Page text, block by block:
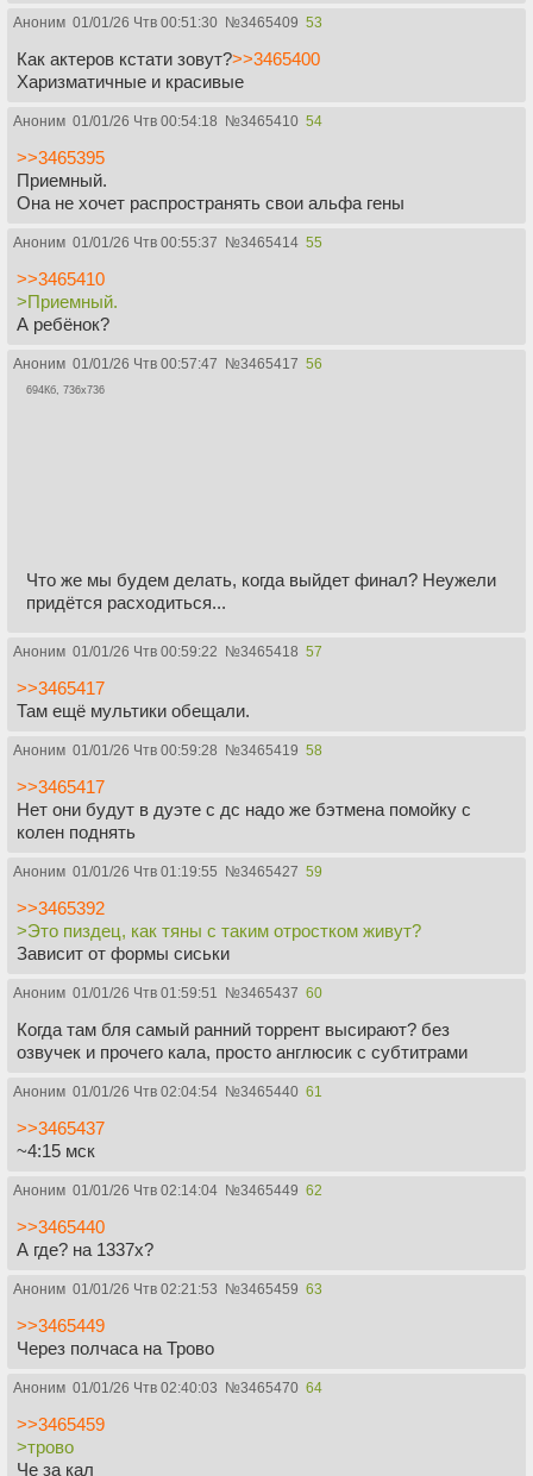
Аноним 01/01/26 Чтв 00:51:30 №3465409 53
Как актеров кстати зовут?>>3465400
Харизматичные и красивые
Аноним 01/01/26 Чтв 00:54:18 №3465410 54
>>3465395
Приемный.
Она не хочет распространять свои альфа гены
Аноним 01/01/26 Чтв 00:55:37 №3465414 55
>>3465410
>Приемный.
А ребёнок?
Аноним 01/01/26 Чтв 00:57:47 №3465417 56
694Кб, 736x736
Что же мы будем делать, когда выйдет финал? Неужели
придётся расходиться...
Аноним 01/01/26 Чтв 00:59:22 №3465418 57
>>3465417
Там ещё мультики обещали.
Аноним 01/01/26 Чтв 00:59:28 №3465419 58
>>3465417
Нет они будут в дуэте с дс надо же бэтмена помойку с
колен поднять
Аноним 01/01/26 Чтв 01:19:55 №3465427 59
>>3465392
>Это пиздец, как тяны с таким отростком живут?
Зависит от формы сиськи
Аноним 01/01/26 Чтв 01:59:51 №3465437 60
Когда там бля самый ранний торрент высирают? без
озвучек и прочего кала, просто англюсик с субтитрами
Аноним 01/01/26 Чтв 02:04:54 №3465440 61
>>3465437
~4:15 мск
Аноним 01/01/26 Чтв 02:14:04 №3465449 62
>>3465440
А где? на 1337х?
Аноним 01/01/26 Чтв 02:21:53 №3465459 63
>>3465449
Через полчаса на Трово
Аноним 01/01/26 Чтв 02:40:03 №3465470 64
>>3465459
>трово
Че за кал